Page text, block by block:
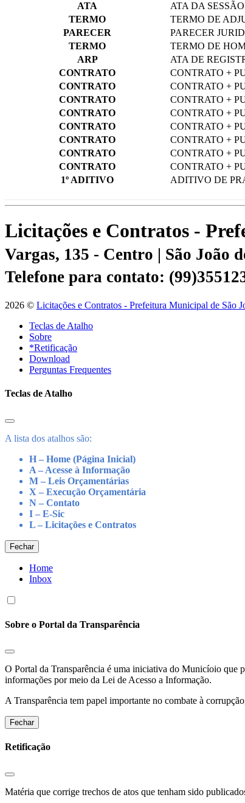
ATA
ATA DA SESSÃO
TERMO
TERMO DE
PARECER
PARECER
TERMO
TERMO DE
ARP
ATA DE
CONTRATO
CONTRATO +
CONTRATO
CONTRATO +
CONTRATO
CONTRATO +
CONTRATO
CONTRATO +
CONTRATO
CONTRATO +
CONTRATO
CONTRATO +
CONTRATO
CONTRATO +
CONTRATO
CONTRATO +
1º ADITIVO
ADITIVO DE
Licitações e Contratos -
Vargas, 135 - Centro | São João
Telefone para contato:
2026 © Licitações e Contratos - Prefeitura Municipal de São
Teclas de Atalho
Sobre
*Retificação
Download
Perguntas Frequentes
Teclas de Atalho
A lista dos atalhos são:
H – Home (Página Inicial)
A – Acesse à Informação
M – Leis Orçamentárias
X – Execução Orçamentária
N – Contato
I – E-Sic
L – Licitações e Contratos
Fechar
Home
Inbox
Sobre o Portal da Transparência
O Portal da Transparência é uma iniciativa do Municíoio que
informações por meio da Lei de Acesso a Informação.
A Transparência tem papel importante no combate à
Fechar
Retificação
Matéria que corrige trechos de atos que tenham sido